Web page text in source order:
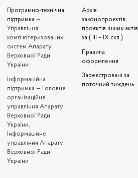
Програмно-технічна
підтримка —
Управління
комп'ютеризованих
систем Апарату
Верховної Ради
України
Iнформаційна
підтримка — Головне
організаційне
управління Апарату
Верховної Ради
України,
Інформаційне
управління Апарату
Верховної Ради
України
Архів
законопроєктів,
проєктів інших актів
за ( III – IX скл.)
Правила
оформлення
Зареєстровані за
поточний тиждень